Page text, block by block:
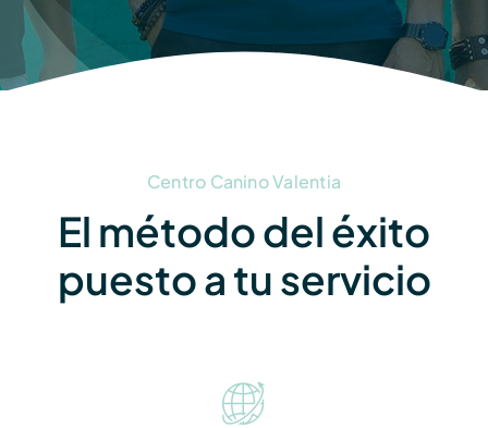
Centro Canino Valentia
El método del éxito
puesto a tu servicio